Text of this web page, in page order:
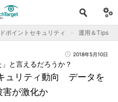
ポイントセキュリティ 運用＆Tips
2018年5月10日
ュリティ動向 データを
害が激化か
と言えるだろうか？